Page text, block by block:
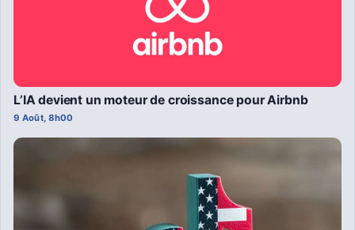
L’IA devient un moteur de croissance pour Airbnb
9 Août, 8h00